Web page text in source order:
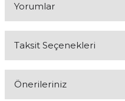
Yorumlar
Taksit Seçenekleri
Önerileriniz